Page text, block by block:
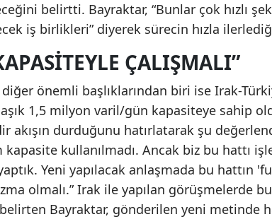
belirtti. Bayraktar, “Bunlar çok hızlı
iş birlikleri” diyerek sürecin hızla
ÇALIŞMALI”
önemli başlıklarından biri ise Irak-
1,5 milyon varil/gün kapasiteye sahip
akışın durduğunu hatırlatarak şu
kapasite kullanılmadı. Ancak biz bu hattı
Yeni yapılacak anlaşmada bu hattın
olmalı.” Irak ile yapılan görüşmelerde
Bayraktar, gönderilen yeni metinde